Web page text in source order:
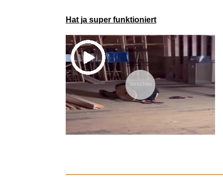
Hat ja super funktioniert
Vorschau